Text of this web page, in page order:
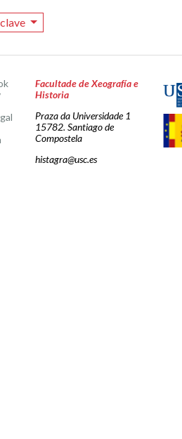
Facultade de Xeografía e
Historia
Praza da Universidade 1
15782. Santiago de
Compostela
histagra@usc.es